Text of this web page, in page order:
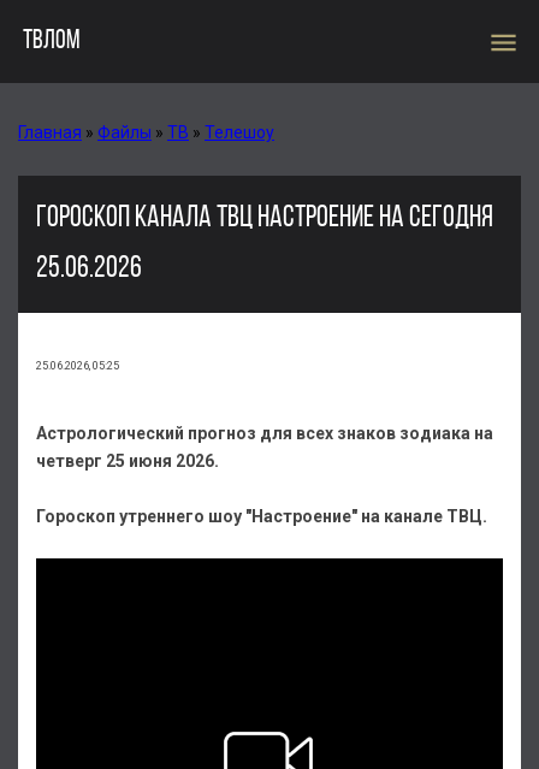
ТВЛОМ menu
Главная » Файлы » ТВ » Телешоу
ГОРОСКОП КАНАЛА ТВЦ НАСТРОЕНИЕ НА СЕГОДНЯ
25.06.2026
25.06.2026, 05:25
Астрологический прогноз для всех знаков зодиака на
четверг 25 июня 2026.
Гороскоп утреннего шоу "Настроение" на канале ТВЦ.